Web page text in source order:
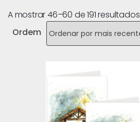
A mostrar 46–60 de 191 resultados
Ordem